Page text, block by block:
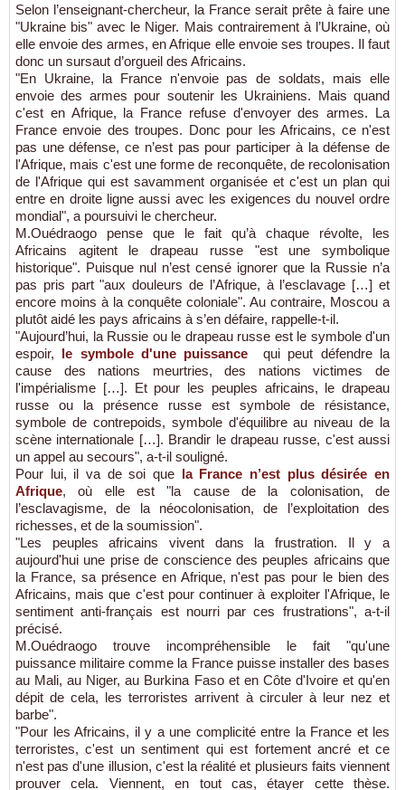
Selon l’enseignant-chercheur, la France serait prête à faire une
"Ukraine bis" avec le Niger. Mais contrairement à l’Ukraine, où
elle envoie des armes, en Afrique elle envoie ses troupes. Il faut
donc un sursaut d’orgueil des Africains.
"En Ukraine, la France n'envoie pas de soldats, mais elle
envoie des armes pour soutenir les Ukrainiens. Mais quand
c'est en Afrique, la France refuse d'envoyer des armes. La
France envoie des troupes. Donc pour les Africains, ce n'est
pas une défense, ce n’est pas pour participer à la défense de
l'Afrique, mais c'est une forme de reconquête, de recolonisation
de l'Afrique qui est savamment organisée et c'est un plan qui
entre en droite ligne aussi avec les exigences du nouvel ordre
mondial", a poursuivi le chercheur.
M.Ouédraogo pense que le fait qu’à chaque révolte, les
Africains agitent le drapeau russe "est une symbolique
historique". Puisque nul n’est censé ignorer que la Russie n’a
pas pris part "aux douleurs de l’Afrique, à l’esclavage […] et
encore moins à la conquête coloniale". Au contraire, Moscou a
plutôt aidé les pays africains à s’en défaire, rappelle-t-il.
"Aujourd’hui, la Russie ou le drapeau russe est le symbole d'un
espoir, le symbole d'une puissance qui peut défendre la
cause des nations meurtries, des nations victimes de
l'impérialisme […]. Et pour les peuples africains, le drapeau
russe ou la présence russe est symbole de résistance,
symbole de contrepoids, symbole d'équilibre au niveau de la
scène internationale […]. Brandir le drapeau russe, c'est aussi
un appel au secours", a-t-il souligné.
Pour lui, il va de soi que la France n’est plus désirée en
Afrique, où elle est "la cause de la colonisation, de
l’esclavagisme, de la néocolonisation, de l’exploitation des
richesses, et de la soumission".
"Les peuples africains vivent dans la frustration. Il y a
aujourd'hui une prise de conscience des peuples africains que
la France, sa présence en Afrique, n'est pas pour le bien des
Africains, mais que c'est pour continuer à exploiter l'Afrique, le
sentiment anti-français est nourri par ces frustrations", a-t-il
précisé.
M.Ouédraogo trouve incompréhensible le fait "qu'une
puissance militaire comme la France puisse installer des bases
au Mali, au Niger, au Burkina Faso et en Côte d'Ivoire et qu'en
dépit de cela, les terroristes arrivent à circuler à leur nez et
barbe".
"Pour les Africains, il y a une complicité entre la France et les
terroristes, c'est un sentiment qui est fortement ancré et ce
n'est pas d'une illusion, c'est la réalité et plusieurs faits viennent
prouver cela. Viennent, en tout cas, étayer cette thèse.